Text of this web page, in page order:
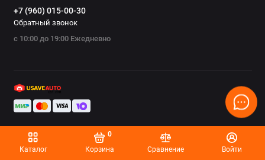
Каталог Корзина
0
Сравнение
Войти
+7 (960) 015-00-30
Обратный звонок
с 10:00 до 19:00 Ежедневно